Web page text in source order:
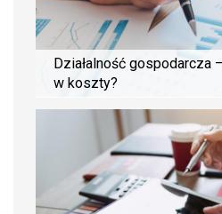
Działalność gospodarcza
w koszty?